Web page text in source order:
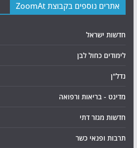
אתרים נוספים בקבוצת ZoomAt
חדשות ישראל
לימודים כחול לבן
נדל"ן
מדינט - בריאות ורפואה
חדשות מגזר דתי
תרבות ופנאי כשר